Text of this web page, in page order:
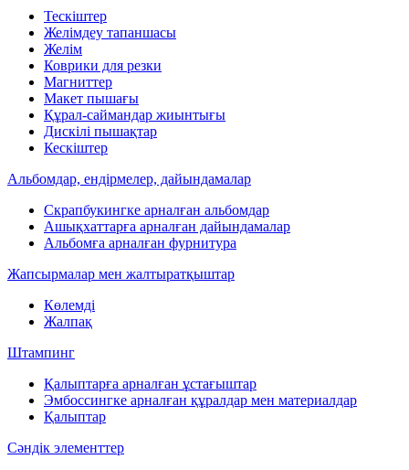
Тескіштер
Желімдеу тапаншасы
Желім
Коврики для резки
Магниттер
Макет пышағы
Құрал-саймандар жиынтығы
Дискілі пышақтар
Кескіштер
Альбомдар, ендірмелер, дайындамалар
Скрапбукингке арналған альбомдар
Ашықхаттарға арналған дайындамалар
Альбомға арналған фурнитура
Жапсырмалар мен жалтыратқыштар
Көлемді
Жалпақ
Штампинг
Қалыптарға арналған ұстағыштар
Эмбоссингке арналған құралдар мен материалдар
Қалыптар
Сәндік элементтер